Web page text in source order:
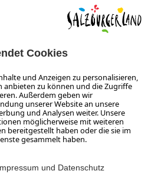
Barrierefreiheit Magazin
im SalzburgerLand
im SalzburgerLand
Urlaubsangebote
Presse